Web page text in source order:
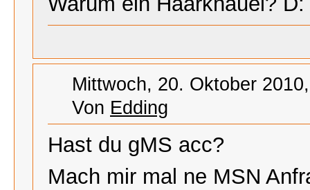
Mittwoch, 20. Oktober
Von Edding
Hast du gMS acc?
Mach mir mal ne MSN